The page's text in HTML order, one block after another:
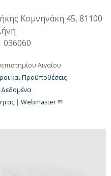
Κομνηνάκη 45, 81100
036060
Αιγαίου
και Προϋποθέσεις
| Webmaster